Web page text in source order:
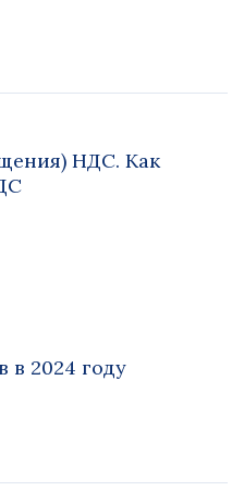
НДС. Как
2024 году